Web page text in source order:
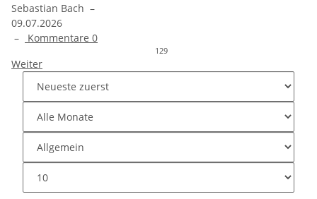
Sebastian Bach –
09.07.2026
–
Kommentare 0
129
Weiter